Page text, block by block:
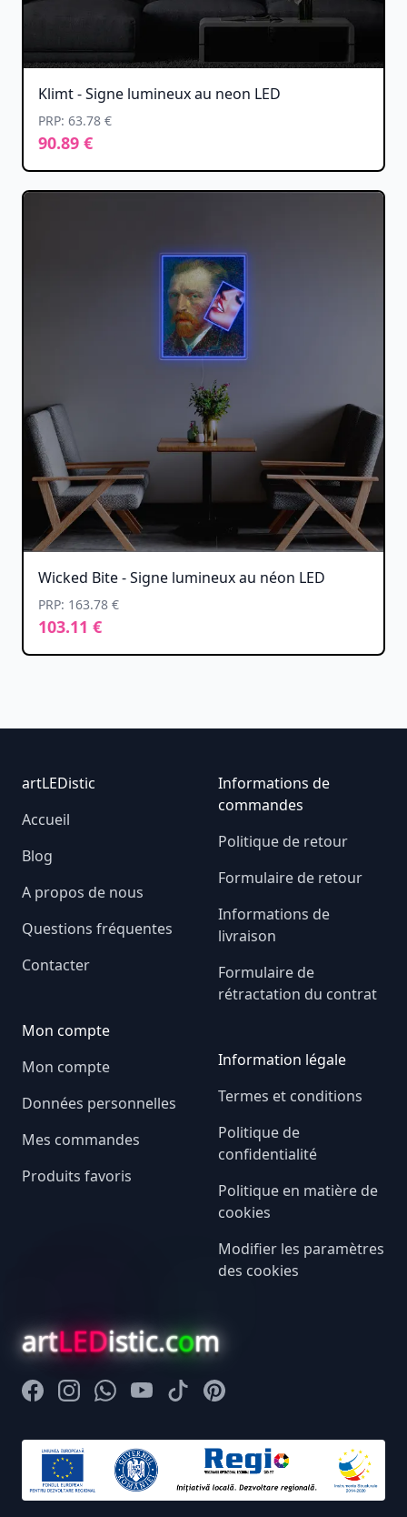
Klimt - Signe lumineux au neon LED
PRP: 63.78 €
90.89 €
Wicked Bite - Signe lumineux au néon LED
PRP: 163.78 €
103.11 €
Footer
artLEDistic
Accueil
Blog
A propos de nous
Questions fréquentes
Contacter
Mon compte
Mon compte
Données personnelles
Mes commandes
Produits favoris
Informations de
commandes
Politique de retour
Formulaire de retour
Informations de
livraison
Formulaire de
rétractation du contrat
Information légale
Termes et conditions
Politique de
confidentialité
Politique en matière de
cookies
Modifier les paramètres
des cookies
artLEDistic.com
FacebookInstagramWhatsappYoutubeTiktokPinterest